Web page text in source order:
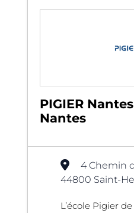
PIGIER
Nantes
4 Chemin
44800 Saint-
L’école Pigier